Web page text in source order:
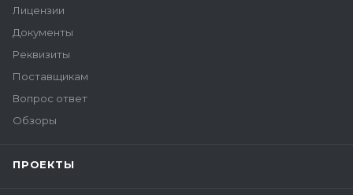
Лицензии
Документы
Реквизиты
Поставщикам
Вопрос ответ
Обзоры
ПРОЕКТЫ